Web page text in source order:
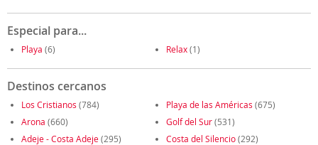
Especial para...
Playa (6) Relax(1)
Destinos cercanos
Los Cristianos (784) Playa de las Américas (675)
Arona (660) Golf del Sur(531)
Adeje - Costa Adeje(295) Costa del Silencio(292)